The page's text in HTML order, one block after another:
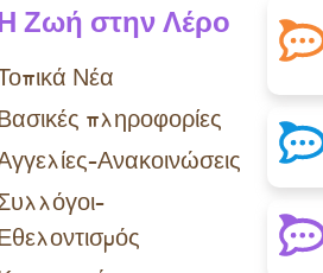
Ζωή στην Λέρο
Νέα
πληροφορίες
Ανακοινώσεις